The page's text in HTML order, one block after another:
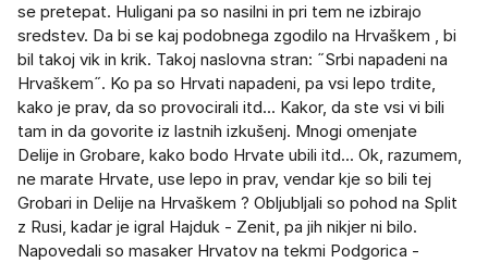
se pretepat. Huligani pa so nasilni in pri tem ne izbirajo
sredstev. Da bi se kaj podobnega zgodilo na Hrvaškem , bi
bil takoj vik in krik. Takoj naslovna stran: ˝Srbi napadeni na
Hrvaškem˝. Ko pa so Hrvati napadeni, pa vsi lepo trdite,
kako je prav, da so provocirali itd... Kakor, da ste vsi vi bili
tam in da govorite iz lastnih izkušenj. Mnogi omenjate
Delije in Grobare, kako bodo Hrvate ubili itd... Ok, razumem,
ne marate Hrvate, use lepo in prav, vendar kje so bili tej
Grobari in Delije na Hrvaškem ? Obljubljali so pohod na Split
z Rusi, kadar je igral Hajduk - Zenit, pa jih nikjer ni bilo.
Napovedali so masaker Hrvatov na tekmi Podgorica -